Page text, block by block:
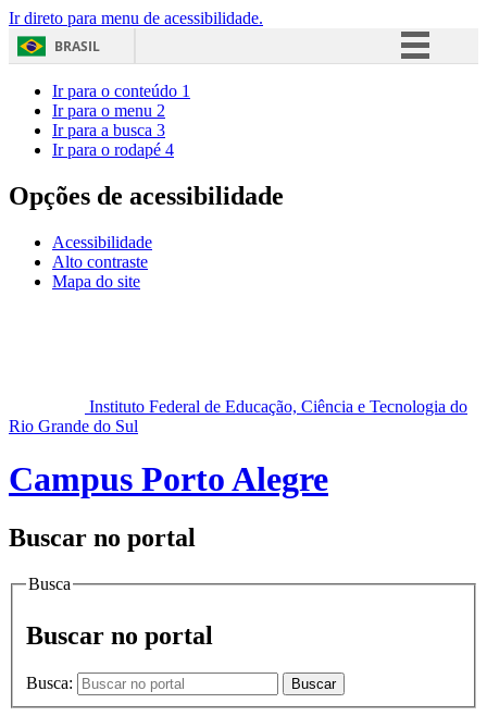
Ir direto para menu de acessibilidade.
BRASIL
Acesso à informação
Ir para o conteúdo 1
Ir para o menu 2
Ir para a busca 3
Ir para o rodapé 4
Opções de acessibilidade
Acessibilidade
Alto contraste
Mapa do site
Instituto Federal de Educação, Ciência e Tecnologia do
Rio Grande do Sul
Campus Porto Alegre
Buscar no portal
Busca
Buscar no portal
Busca: Buscar